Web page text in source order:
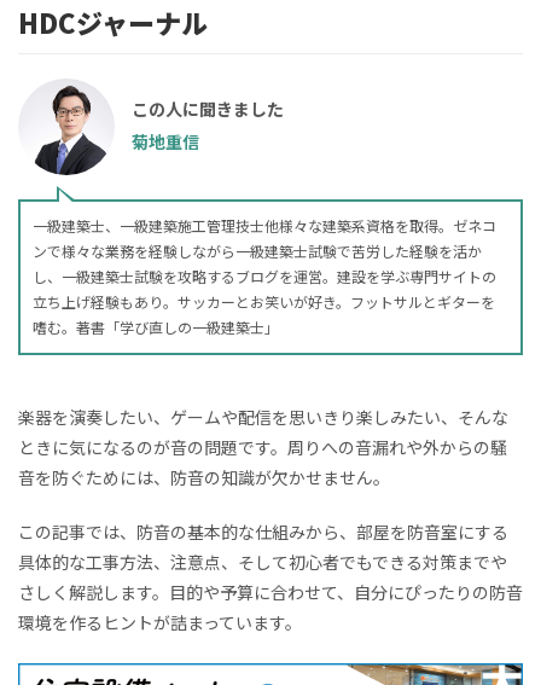
HDCジャーナル
この人に聞きました
菊地重信
一級建築士、一級建築施工管理技士他様々な建築系資格を取得。ゼネコ
ンで様々な業務を経験しながら一級建築士試験で苦労した経験を活か
し、一級建築士試験を攻略するブログを運営。建設を学ぶ専門サイトの
立ち上げ経験もあり。サッカーとお笑いが好き。フットサルとギターを
嗜む。著書「学び直しの一級建築士」
楽器を演奏したい、ゲームや配信を思いきり楽しみたい、そんな
ときに気になるのが音の問題です。周りへの音漏れや外からの騒
音を防ぐためには、防音の知識が欠かせません。
この記事では、防音の基本的な仕組みから、部屋を防音室にする
具体的な工事方法、注意点、そして初心者でもできる対策までや
さしく解説します。目的や予算に合わせて、自分にぴったりの防音
環境を作るヒントが詰まっています。